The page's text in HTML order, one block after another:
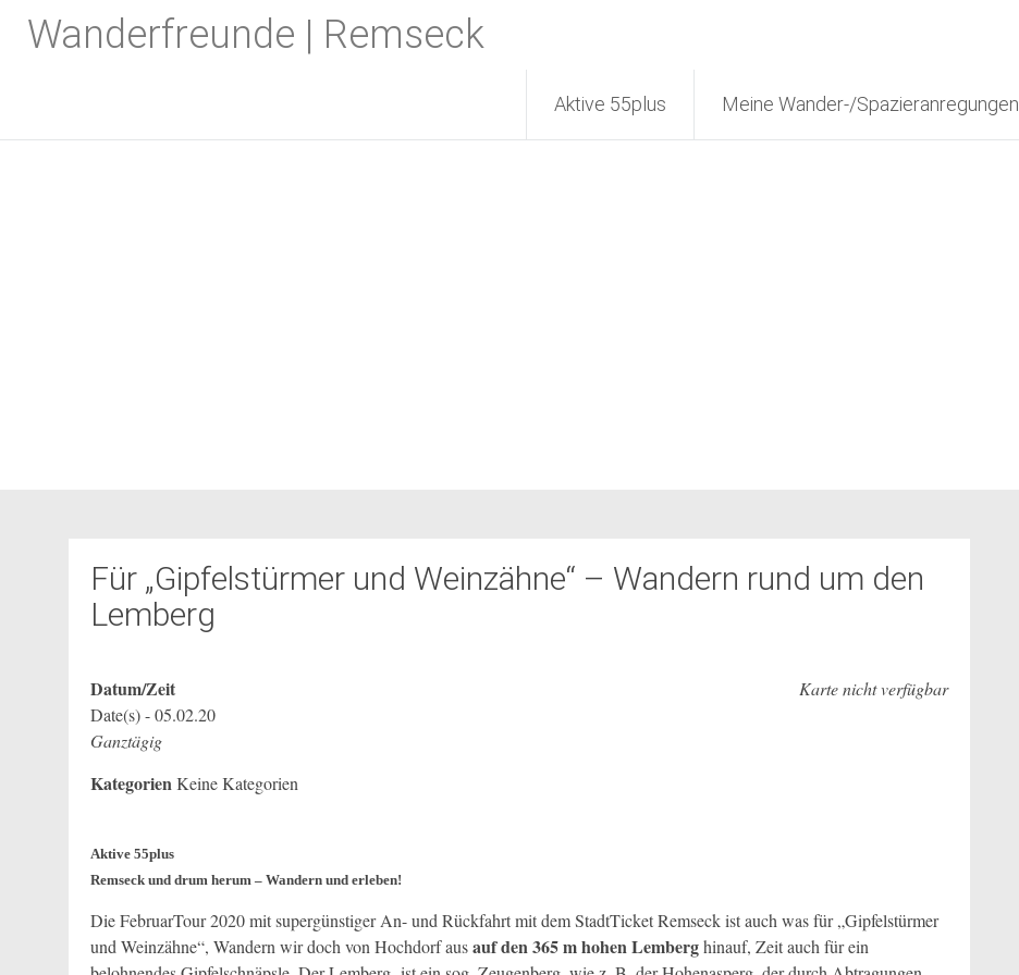
InhaltWanderfreunde | Remseck
Aktive 55plus Meine Wander-/Spazieranregungen
Für „Gipfelstürmer und Weinzähne“ – Wandern rund um den
Lemberg
Karte nicht verfügbar
Datum/Zeit
Date(s) - 05.02.20
Ganztägig
KategorienKeine Kategorien
Aktive 55plus
Remseck und drum herum – Wandern und erleben!
Die FebruarTour 2020 mit supergünstiger An- und Rückfahrt mit dem StadtTicket Remseck ist auch was für „Gipfelstürmer
und Weinzähne“, Wandern wir doch von Hochdorf ausauf den 365 m hohen Lemberghinauf, Zeit auch für ein